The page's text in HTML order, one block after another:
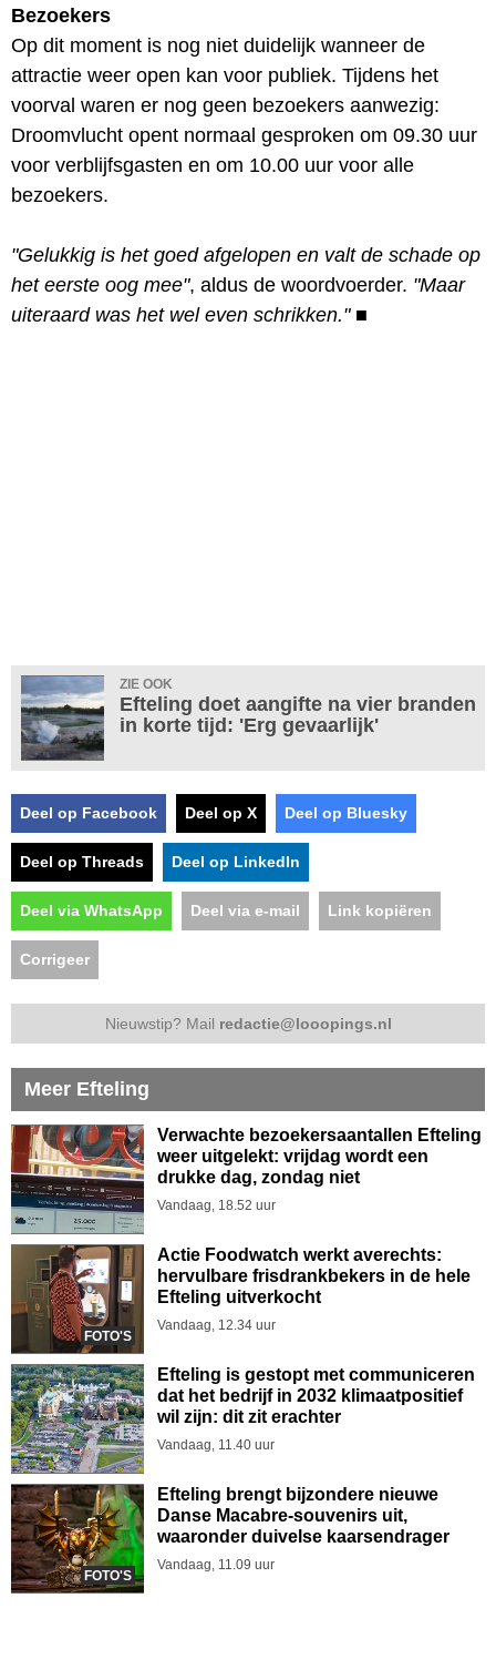
Bezoekers
Op dit moment is nog niet duidelijk wanneer de
attractie weer open kan voor publiek. Tijdens het
voorval waren er nog geen bezoekers aanwezig:
Droomvlucht opent normaal gesproken om 09.30 uur
voor verblijfsgasten en om 10.00 uur voor alle
bezoekers.
"Gelukkig is het goed afgelopen en valt de schade op
het eerste oog mee", aldus de woordvoerder. "Maar
uiteraard was het wel even schrikken." ■
ZIE OOK
Efteling doet aangifte na vier branden
in korte tijd: 'Erg gevaarlijk'
Deel op Facebook Deel op X Deel op Bluesky
Deel op Threads Deel op LinkedIn
Deel via WhatsApp Deel via e-mail Link kopiëren
Corrigeer
Nieuwstip? Mail redactie@looopings.nl
Meer Efteling
Verwachte bezoekersaantallen Efteling
weer uitgelekt: vrijdag wordt een
drukke dag, zondag niet
Vandaag, 18.52 uur
FOTO'S
Actie Foodwatch werkt averechts:
hervulbare frisdrankbekers in de hele
Efteling uitverkocht
Vandaag, 12.34 uur
Efteling is gestopt met communiceren
dat het bedrijf in 2032 klimaatpositief
wil zijn: dit zit erachter
Vandaag, 11.40 uur
FOTO'S
Efteling brengt bijzondere nieuwe
Danse Macabre-souvenirs uit,
waaronder duivelse kaarsendrager
Vandaag, 11.09 uur